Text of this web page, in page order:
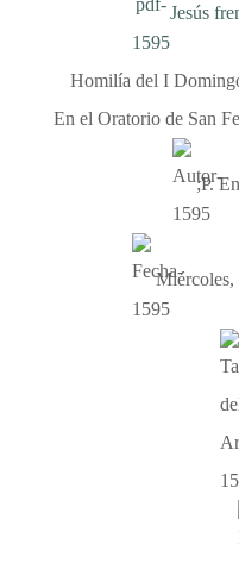
Jesús
Homilía del I
En el Oratorio de San
;P.
Miércoles,